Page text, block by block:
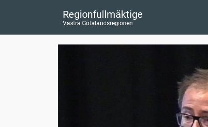
Regionfullmäktige
Västra Götalandsregionen